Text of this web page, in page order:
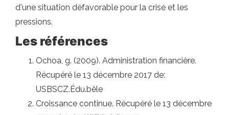
d'une situation défavorable pour la crise et les
pressions.
Les références
Ochoa, g. (2009). Administration financière.
Récupéré le 13 décembre 2017 de:
USBSCZ.Édu.bêle
Croissance continue. Récupéré le 13 décembre